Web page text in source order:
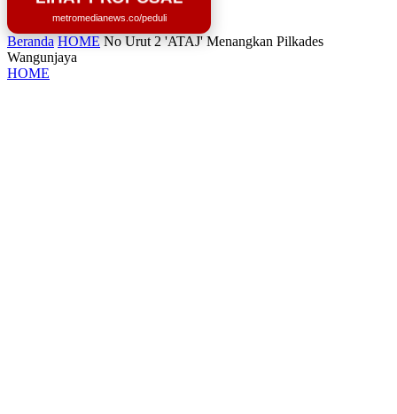
metromedianews.co/peduli
Beranda HOME No Urut 2 'ATAJ' Menangkan Pilkades
Wangunjaya
HOME